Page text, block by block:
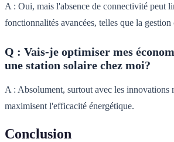
A : Oui, mais l'absence de connectivité peut
fonctionnalités avancées, telles que la
Q : Vais-je optimiser mes
une station solaire chez moi?
A : Absolument, surtout avec les innovations
maximisent l'efficacité énergétique.
Conclusion